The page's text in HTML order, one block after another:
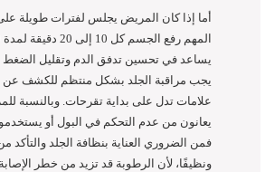
أما إذا كان المريض يجلس لفترات طويلة
يساعد في تحسين تدفق الدم وتقليل الضغط
يجب مراقبة الجلد بشكل منتظم للكشف عن
علامات تدل على بداية تقرحات. وبالنسبة
يعانون من عدم التحكم في البول أو
فمن الضروري العناية بنظافة الجلد والتأكد
ونظيفًا، لأن الرطوبة قد تزيد من خطر